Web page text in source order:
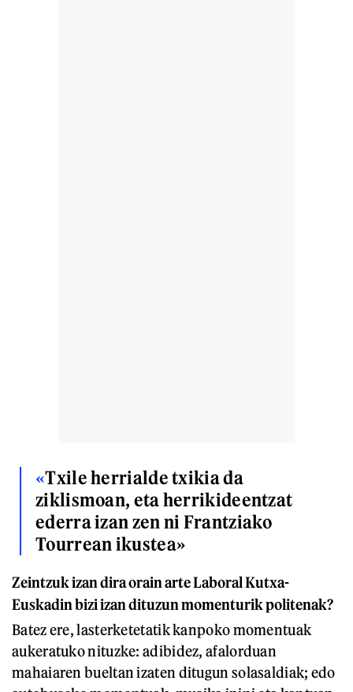
«Txile herrialde txikia da
ziklismoan, eta herrikideentzat
ederra izan zen ni Frantziako
Tourrean ikustea»
Zeintzuk izan dira orain arte Laboral Kutxa-
Euskadin bizi izan dituzun momenturik politenak?
Batez ere, lasterketetatik kanpoko momentuak
aukeratuko nituzke: adibidez, afalorduan
mahaiaren bueltan izaten ditugun solasaldiak; edo